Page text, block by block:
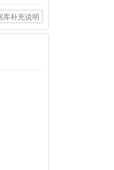
库补充说明